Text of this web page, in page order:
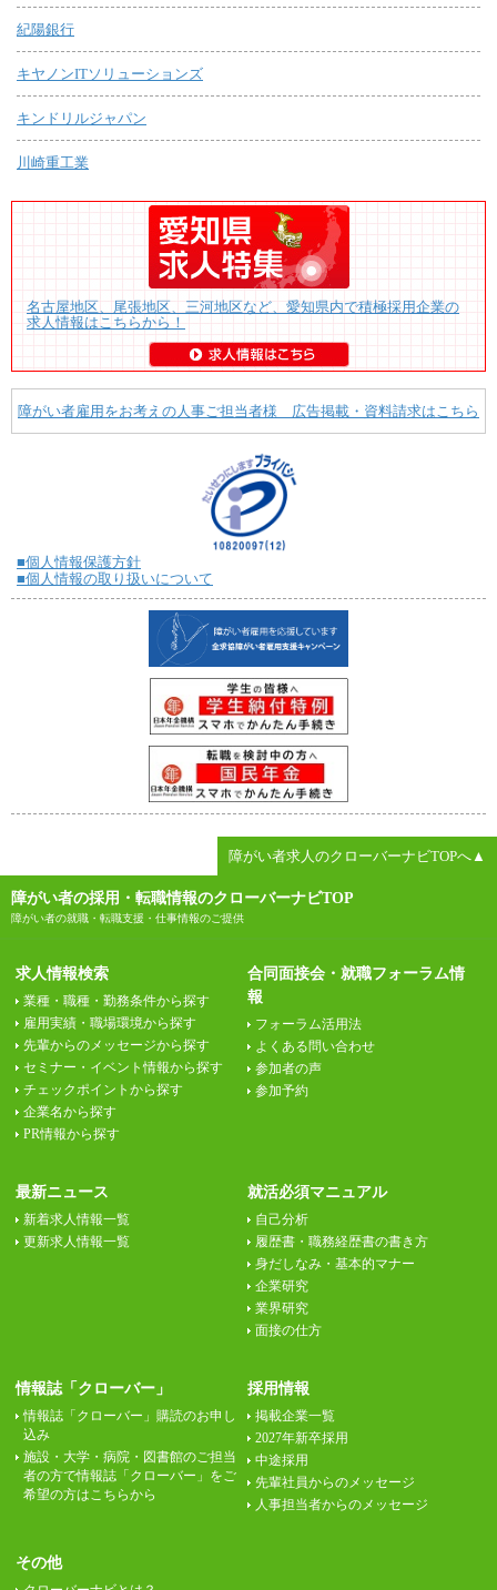
紀陽銀行
キヤノンITソリューションズ
キンドリルジャパン
川崎重工業
名古屋地区、尾張地区、三河地区など、愛知県内で積極採用企業の
求人情報はこちらから！
障がい者雇用をお考えの人事ご担当者様 広告掲載・資料請求はこちら
■個人情報保護方針
■個人情報の取り扱いについて
障がい者求人のクローバーナビTOPへ▲
障がい者の採用・転職情報のクローバーナビTOP
障がい者の就職・転職支援・仕事情報のご提供
求人情報検索
業種・職種・勤務条件から探す
雇用実績・職場環境から探す
先輩からのメッセージから探す
セミナー・イベント情報から探す
チェックポイントから探す
企業名から探す
PR情報から探す
合同面接会・就職フォーラム情
報
フォーラム活用法
よくある問い合わせ
参加者の声
参加予約
最新ニュース
新着求人情報一覧
更新求人情報一覧
就活必須マニュアル
自己分析
履歴書・職務経歴書の書き方
身だしなみ・基本的マナー
企業研究
業界研究
面接の仕方
情報誌「クローバー」
情報誌「クローバー」購読のお申し
込み
施設・大学・病院・図書館のご担当
者の方で情報誌「クローバー」をご
希望の方はこちらから
採用情報
掲載企業一覧
2027年新卒採用
中途採用
先輩社員からのメッセージ
人事担当者からのメッセージ
その他